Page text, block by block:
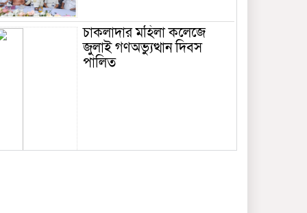
চাকলাদার মহিলা কলেজে
জুলাই গণঅভ্যুত্থান দিবস
পালিত